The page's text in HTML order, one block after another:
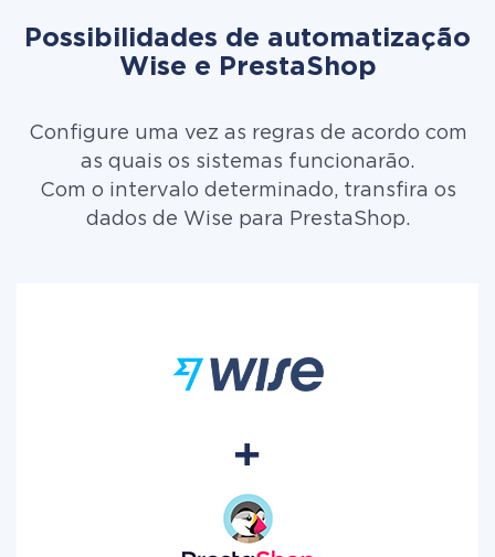
Possibilidades de automatização
Wise e PrestaShop
Configure uma vez as regras de acordo com
as quais os sistemas funcionarão.
Com o intervalo determinado, transfira os
dados de Wise para PrestaShop.